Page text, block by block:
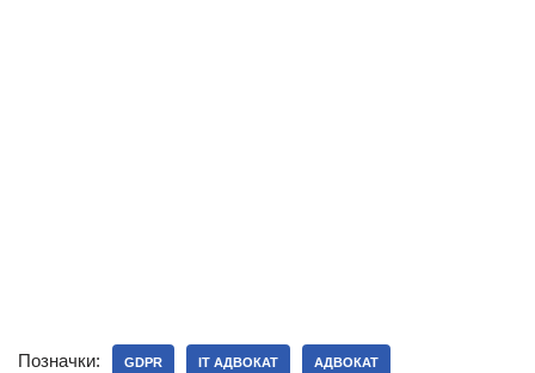
Позначки: GDPR IT АДВОКАТ АДВОКАТ